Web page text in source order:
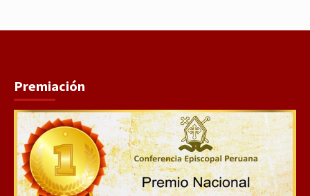
Premiación